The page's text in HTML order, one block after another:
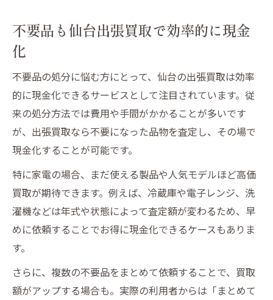
仙台出張買取で不要品が快適生活の第一歩
不要品現金化なら仙台の出張買取に注目
仙台出張買取で不要品を賢く現金化する方
法
家電も仙台出張買取ならすぐに現金化が可
能
仙台出張買取サービスで不要品がお得に換
金
不要品現金化を仙台出張買取で成功させる
コツ
宮城県黒川郡大衡村でも使える出張買取法
大衡村で使える仙台出張買取の便利な使い
不要品も仙台出張買取で効率的に現金
化
不要品の処分に悩む方にとって、仙台の出張買取は効率
的に現金化できるサービスとして注目されています。従
来の処分方法では費用や手間がかかることが多いです
が、出張買取なら不要になった品物を査定し、その場で
現金化することが可能です。
特に家電の場合、まだ使える製品や人気モデルほど高価
買取が期待できます。例えば、冷蔵庫や電子レンジ、洗
濯機などは年式や状態によって査定額が変わるため、早
めに依頼することでお得に現金化できるケースもありま
す。
さらに、複数の不要品をまとめて依頼することで、買取
額がアップする場合も。実際の利用者からは「まとめて